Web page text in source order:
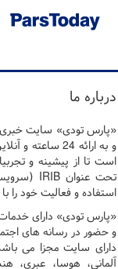
درباره ما
و به ارائه 24
است تا از پیشینه و
تحت عنوانIRIB
استفاده و فعالیت خود را
«پارس تودی» دارای
و حضور در رسانه های
دارای سایت مجزا می
آلمانی، هوسا، عبری،